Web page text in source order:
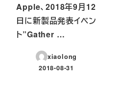
Apple、2018年9月12
日に新製品発表イベン
ト”Gather …
xiaolong
投稿日
2018-08-31